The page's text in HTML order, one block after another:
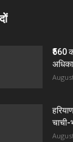
₹560